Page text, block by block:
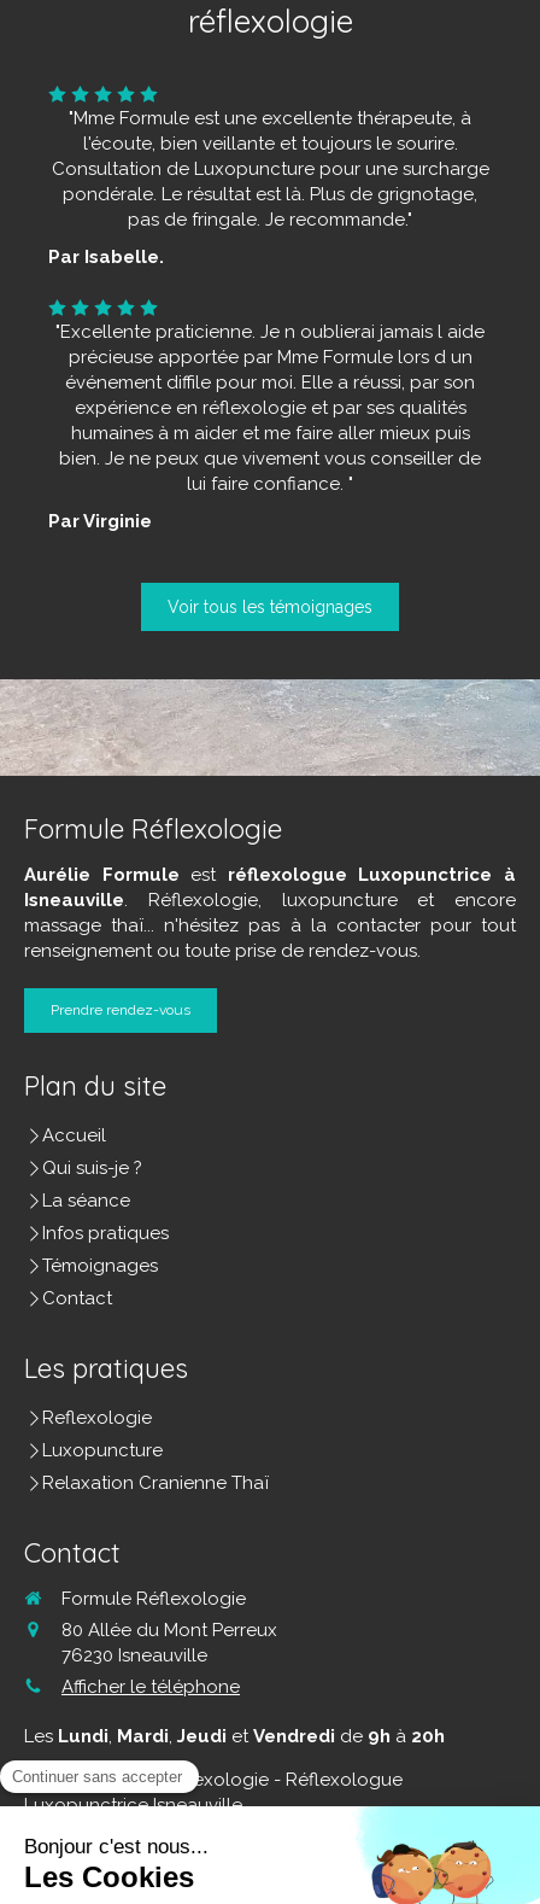
réflexologie
"Mme Formule est une excellente thérapeute, à
l'écoute, bien veillante et toujours le sourire.
Consultation de Luxopuncture pour une surcharge
pondérale. Le résultat est là. Plus de grignotage,
pas de fringale. Je recommande."
Par Isabelle.
"Excellente praticienne. Je n oublierai jamais l aide
précieuse apportée par Mme Formule lors d un
événement diffile pour moi. Elle a réussi, par son
expérience en réflexologie et par ses qualités
humaines à m aider et me faire aller mieux puis
bien. Je ne peux que vivement vous conseiller de
lui faire confiance. "
Par Virginie
Voir tous les témoignages
Formule Réflexologie
Aurélie Formule est réflexologue Luxopunctrice à
Isneauville. Réflexologie, luxopuncture et encore
massage thaï... n'hésitez pas à la contacter pour tout
renseignement ou toute prise de rendez-vous.
Prendre rendez-vous
Plan du site
Accueil
Qui suis-je ?
La séance
Infos pratiques
Témoignages
Contact
Les pratiques
Reflexologie
Luxopuncture
Relaxation Cranienne Thaï
Contact
Formule Réflexologie
80 Allée du Mont Perreux
76230 Isneauville
Afficher le téléphone
Les Lundi, Mardi, Jeudi etVendredi de 9h à 20h
©2019 Formule Réflexologie - Réflexologue
Luxopunctrice Isneauville